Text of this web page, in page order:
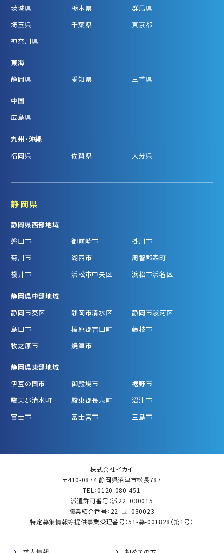
茨城県
栃木県
群馬県
埼玉県
千葉県
東京都
神奈川県
東海
静岡県
愛知県 三重県
中国
広島県
九州・沖縄
福岡県
佐賀県 大分県
静岡県
静岡県西部地域
磐田市
御前崎市
掛川市
菊川市
湖西市
周智郡森町
袋井市
浜松市中央区 浜松市浜名区
静岡県中部地域
静岡市葵区
静岡市清水区
静岡市駿河区
島田市
榛原郡吉田町
藤枝市
牧之原市
焼津市
静岡県東部地域
伊豆の国市
御殿場市
裾野市
駿東郡清水町
駿東郡長泉町
沼津市
富士市
富士宮市 三島市
株式会社イカイ
〒410-0874 静岡県沼津市松長787
TEL：0120-080-451
派遣許可番号：派22−030015
職業紹介番号：22–ユ–030023
特定募集情報等提供事業受理番号：51-募-001828（第1号）